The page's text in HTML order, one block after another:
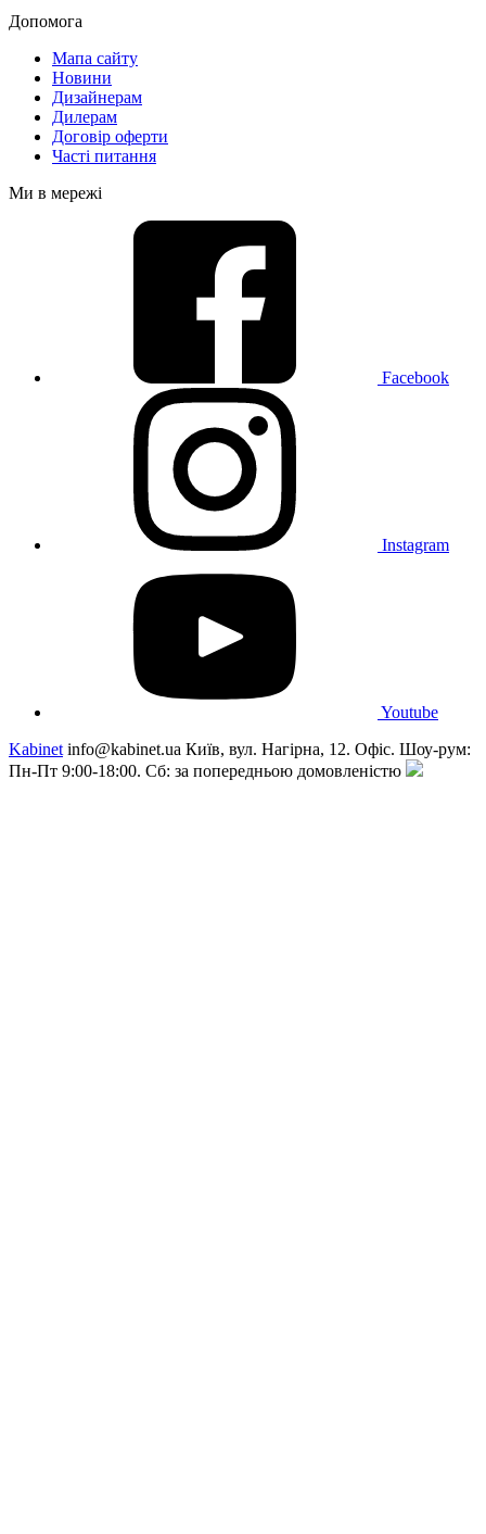
Допомога
Мапа сайту
Новини
Дизайнерам
Дилерам
Договір оферти
Часті питання
Ми в мережі
Facebook
Instagram
Youtube
Kabinet info@kabinet.ua Київ, вул. Нагірна, 12. Офіс. Шоу-рум:
Пн-Пт 9:00-18:00. Сб: за попередньою домовленістю